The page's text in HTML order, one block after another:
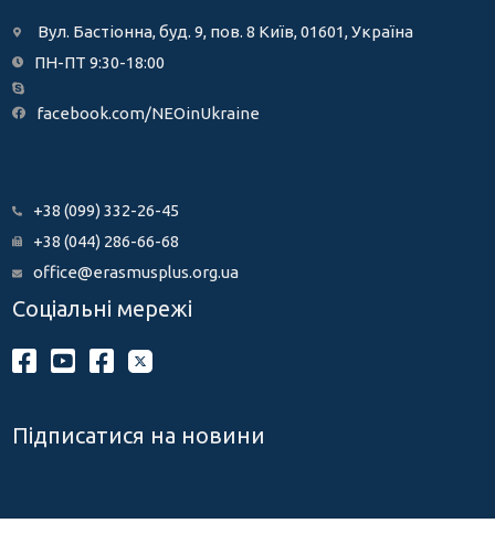
Вул. Бастіонна, буд. 9, пов. 8 Київ, 01601, Україна
ПН-ПТ 9:30-18:00
facebook.com/NEOinUkraine
+38 (099) 332-26-45
+38 (044) 286-66-68
office@erasmusplus.org.ua
Соціальні мережі
Підписатися на новини